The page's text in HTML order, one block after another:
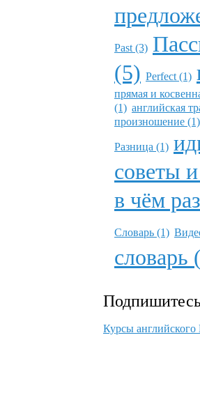
Past (3)
(5) Perfect (1)
прямая и
(1) английская
произношение (1)
Разница (1)
советы
в чём
Словарь (1)
словарь
Курсы английского